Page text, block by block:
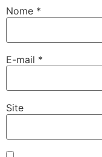
Nome *
E-mail *
Site